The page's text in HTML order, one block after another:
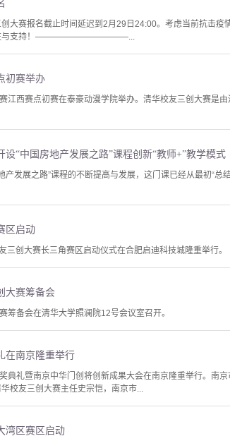
大赛报名截止时间延迟到2月29日24:00。考虑当前抗击
关注与支持！———————————...
初赛举办
江西赛点初赛在泰豪动漫学院举办。清华校友三创大赛是
“中国房地产发展之路”课程创新“教师+”教学模式
发展之路”课程的不断提高与发展，这门课已经从最初“总
区启动
创大赛长三角赛区启动仪式在合肥启迪科技城隆重举行。
大赛筹备会
筹备会在清华大学照澜院12号会议室召开。
在南京隆重举行
典礼暨南京中华门创将创新成果大会在南京隆重举行。南
校友三创大赛主任史宗恺，南京市...
湾区赛区启动